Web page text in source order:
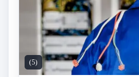
(5)